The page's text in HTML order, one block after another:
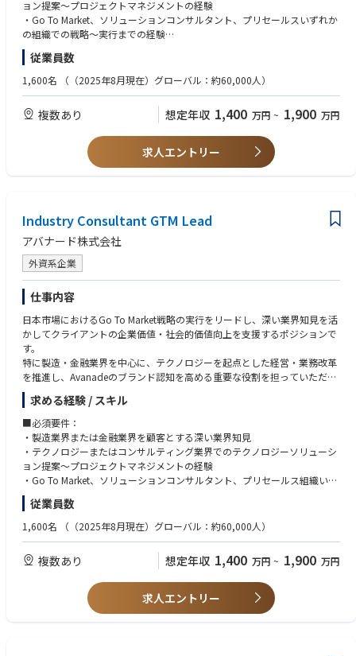
QS,Glue Studio etc
・Azure Synapse Analytics,Data Factory,Synapse Pipelines,HDInsight,Eve
nt Hubs,Data Factory etc
・Google Cloud BigQuery,Pub/Sub,★Dataplex,Dataflow etc
ローコード/ノーコード：
・Power Automate /Power Apps,UiPath,Blueprism,AutomationAnywher
・Dify,Gemini Enterprise,MS Copilot Studio
プログラミング言語/FW：
・Python,Java,TypeScript,Node.js
・Flask,FastAPI,SpringBoot,React,Next.js,Vue.js,Nuxt.js
・LangChain/LangGraph,MLflow
・★MicrosoftAgentFramework,★SemanticKernel,AutoGen
・★MCP,★MCPPythonSDK,★FastMCP,★ROS2
・★A2A,★AP2
laC/CI：
・Terraform,CloudFormation,Ansible
・GitHubActions,AWSCodePipeline,AzureDevOps,Jenkins
・MSCopilotStudio,M365Copilot,ChatBot(ChatGPTライク)
・GitHubCopilot,★Devin,★v0
AIロボティクス：
・★SLAM,★Navigation,★強化学習・模倣学習・ロボット言語モデル
データベース：
・各種RDS,NoSQL,★NewSQL,VectorDB,★GraphDB
監視/評価/セキュリティ：
・★Langfuse,★RAGAS,★RAGChecker,★mlFlow,★Datadog,Snyk
※1 ★印以外：D.Nodeに組織としてノウハウがあるもの
※2 2025年12月時点
各ソリューションエンジニア・クロスファンクショナルチームのリーダー
シップと連携し、GTM戦略を策定・実行
・ポートフォリオ管理
GTMアセットのライフサイクルを管理し、市場インサイトを活用して提供
内容を最適化
顧客のニーズを確保しながら日本マーケットのポートフォリオ戦略を支援
する
・売上・ROIの達成・管理
ROI最大化、キャンペーンのコンバージョン率向上、新規ソリューション
Microsoftおよびその他のパートナーとの関係を構築し、彼らのアセットを
AvanadeのGTM戦略と照らし合わせローカルでのリード創出を強化
・ブランド強化
効果的なキャンペーンおよびパートナーシップを通じて、日本マーケット
におけるAvanadeのプレゼンスを高め、ブランド認知・評価を向上させる
参考）https://www.avanade.com/ja-jp/services/integrated-solutions
ョン提案～プロジェクトマネジメントの経験
・Go To Market、ソリューションコンサルタント、プリセールスいずれか
の組織での戦略～実行までの経験
・データドリブンを活用したパフォーマンス改善・最適化の経験
※ターゲット：ミッドマーケット（売上500億円～4000億円以上企業/主
にプライム市場）
せる能力
・ビジネスレベルでの日本語および英語
従業員数
1,600名 （（2025年8月現在）グローバル：約60,000人）
複数あり 想定年収 1,400 万円 ~ 1,900 万円
求人エントリー
Industry Consultant GTM Lead
アバナード株式会社
外資系企業
仕事内容
日本市場におけるGo To Market戦略の実行をリードし、深い業界知見を活
かしてクライアントの企業価値・社会的価値向上を支援するポジションで
す。
特に製造・金融業界を中心に、テクノロジーを起点とした経営・業務改革
を推進し、Avanadeのブランド認知を高める重要な役割を担っていただき
ます。
■主な業務内容
・GTM戦略の実行：日本市場の売上目標達成に向けた施策推進
・ポートフォリオ管理：市場インサイトを活用し、オファリングを最適化
・パートナー協業：Microsoftをはじめとする戦略的パートナーとの連携強
化
・ROI最大化：ターゲットキャンペーンの実行と効果測定
https://www.avanade.com/ja-jp/industry
求める経験 / スキル
■必須要件：
・製造業界または金融業界を顧客とする深い業界知見
・テクノロジーまたはコンサルティング業界でのテクノロジーソリューシ
ョン提案～プロジェクトマネジメントの経験
・Go To Market、ソリューションコンサルタント、プリセールス組織いず
れかのリード経験
ターゲット：ミッドマーケット（売上500億円～4000億円以上企業/主に
プライム市場）
ン経験
・戦略的パートナー（Microsoftなど）との協業経験
従業員数
1,600名 （（2025年8月現在）グローバル：約60,000人）
複数あり 想定年収 1,400 万円 ~ 1,900 万円
求人エントリー